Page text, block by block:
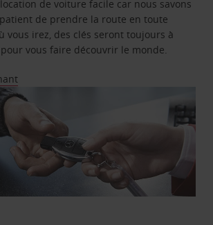
de voiture facile car nous savons
de prendre la route en toute
vous irez, des clés seront toujours à
vous faire découvrir le monde.